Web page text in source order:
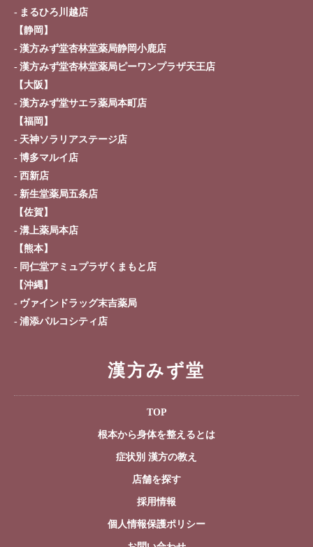
まるひろ川越店
【静岡】
漢方みず堂杏林堂薬局静岡小鹿店
漢方みず堂杏林堂薬局ピーワンプラザ天王店
【大阪】
漢方みず堂サエラ薬局本町店
【福岡】
天神ソラリアステージ店
博多マルイ店
西新店
新生堂薬局五条店
【佐賀】
溝上薬局本店
【熊本】
同仁堂アミュプラザくまもと店
【沖縄】
ヴァインドラッグ末吉薬局
浦添パルコシティ店
漢方みず堂
TOP
根本から身体を整えるとは
症状別 漢方の教え
店舗を探す
採用情報
個人情報保護ポリシー